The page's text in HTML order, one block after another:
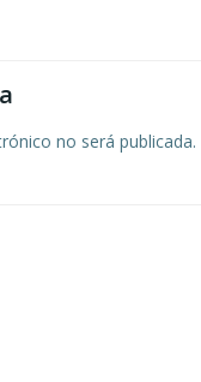
no será publicada.